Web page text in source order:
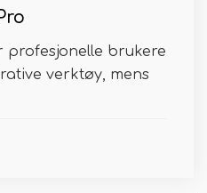
profesjonelle brukere
verktøy, mens